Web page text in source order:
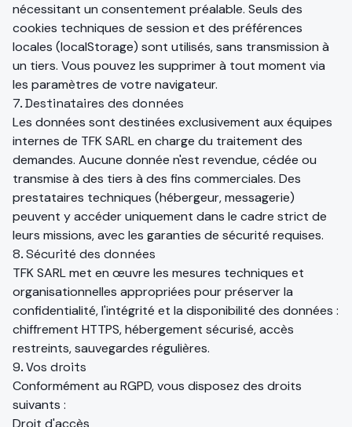
nécessitant un consentement préalable. Seuls des
cookies techniques de session et des préférences
locales (localStorage) sont utilisés, sans transmission à
un tiers. Vous pouvez les supprimer à tout moment via
les paramètres de votre navigateur.
7. Destinataires des données
Les données sont destinées exclusivement aux équipes
internes de TFK SARL en charge du traitement des
demandes. Aucune donnée n'est revendue, cédée ou
transmise à des tiers à des fins commerciales. Des
prestataires techniques (hébergeur, messagerie)
peuvent y accéder uniquement dans le cadre strict de
leurs missions, avec les garanties de sécurité requises.
8. Sécurité des données
TFK SARL met en œuvre les mesures techniques et
organisationnelles appropriées pour préserver la
confidentialité, l'intégrité et la disponibilité des données :
chiffrement HTTPS, hébergement sécurisé, accès
restreints, sauvegardes régulières.
9. Vos droits
Conformément au RGPD, vous disposez des droits
suivants :
Droit d'accès